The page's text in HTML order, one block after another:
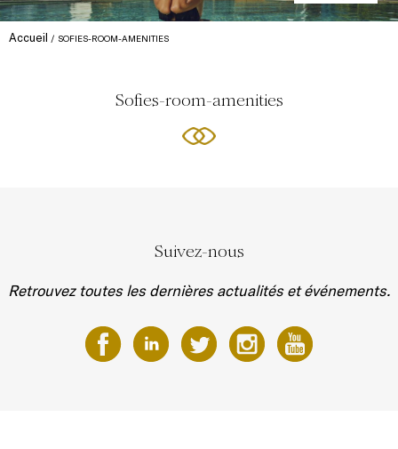
Accueil SOFIES-ROOM-AMENITIES
Sofies-room-amenities
Suivez-nous
Retrouvez toutes les dernières actualités et événements.